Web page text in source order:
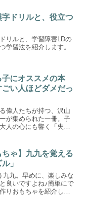
ドリルと、役立つ
リルと、学習障害LDの
学習法を紹介します。
にオススメの本
ごい人ほどダメだっ
偉人たちが持つ、沢山
が集められた一冊。子
人の心にも響く「失敗
ちゃ】九九を覚える
」
九九。早めに、楽しみな
良いですよね♪簡単にで
りおもちゃを紹介して